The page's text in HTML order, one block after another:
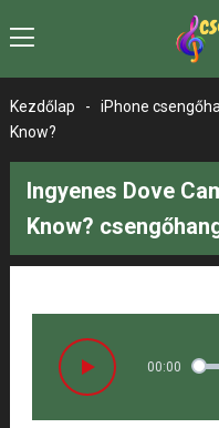
Kezdőlap - iPhone
Know?
Ingyenes Dove
Know?
00:00